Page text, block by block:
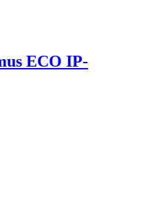
ECO IP-